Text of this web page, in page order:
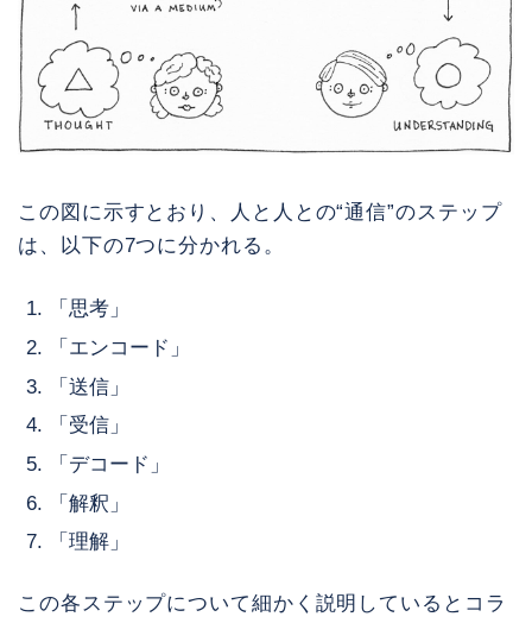
この図に示すとおり、人と人との“通信”のステップ
は、以下の7つに分かれる。
「思考」
「エンコード」
「送信」
「受信」
「デコード」
「解釈」
「理解」
この各ステップについて細かく説明しているとコラ